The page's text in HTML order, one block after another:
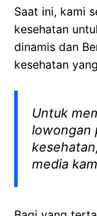
Saat ini, kami
kesehatan
dinamis dan
kesehatan
Untuk
lowongan
media